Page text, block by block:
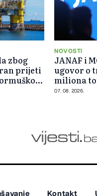
zbog
prijeti
NOVOSTI
JANAF i
ugovor o
miliona
07. 08. 2026.
Kontakt